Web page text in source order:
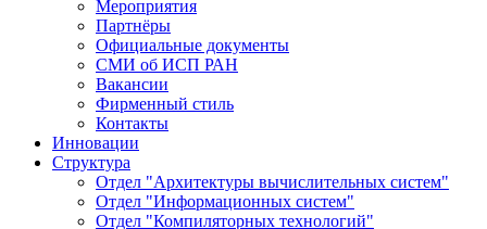
Мероприятия
Партнёры
Официальные документы
СМИ об ИСП РАН
Вакансии
Фирменный стиль
Контакты
Инновации
Структура
Отдел "Архитектуры вычислительных систем"
Отдел "Информационных систем"
Отдел "Компиляторных технологий"